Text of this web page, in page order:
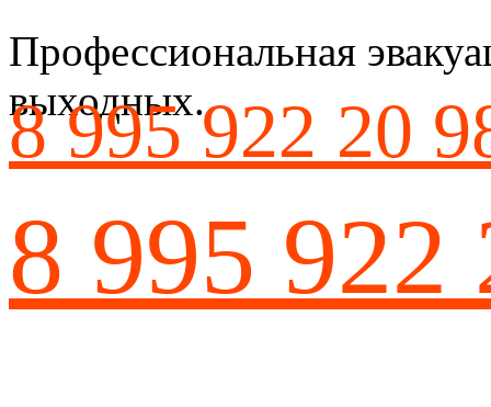
Профессиональная
выходных.
8 995 922 20
8 995 922